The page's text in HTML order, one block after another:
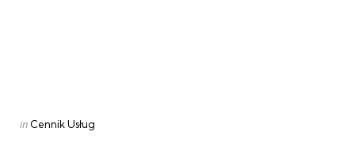
Categories
Posted
in Cennik Usług